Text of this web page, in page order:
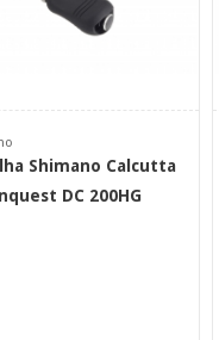
Shimano Calcutta
DC 200HG